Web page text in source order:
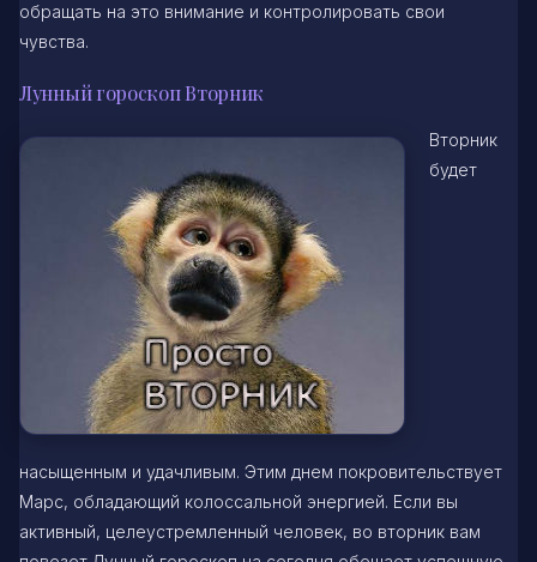
обращать на это внимание и контролировать свои
чувства.
Лунный гороскоп Вторник
Вторник
будет
насыщенным и удачливым. Этим днем покровительствует
Марс, обладающий колоссальной энергией. Если вы
активный, целеустремленный человек, во вторник вам